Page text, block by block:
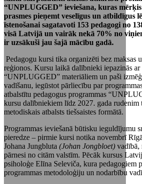
“UNPLUGGED” ieviešana, kuras
prasmes pieņemt veselīgus un atbildīgus
īstenošanai sagatavoti 153 pedagogi no
visā Latvijā un vairāk nekā 70% no
ir uzsākuši jau šajā mācību gadā.
Pedagogu kursi tika organizēti bez maksas
reģionos. Kursu laikā dalībnieki iepazinās ar
“UNPLUGGED” materiāliem un paši
vadīšanu, iegūstot pārliecību par
atbalstītu pedagogus programmas
kursu dalībniekiem līdz 2027. gada rudenim
metodiskais atbalsts tiešsaistes formātā.
Programmas ieviešanā būtisku ieguldījumu
pieredze – pirmie kursi notika novembrī
Johana Jungbluta (Johan Jongbloet) vadībā,
pārnesi no citām valstīm. Pēcāk kursus
psiholoģe Elīna Seleviča, kura pedagogiem
programmas metodoloģiju un nodarbību